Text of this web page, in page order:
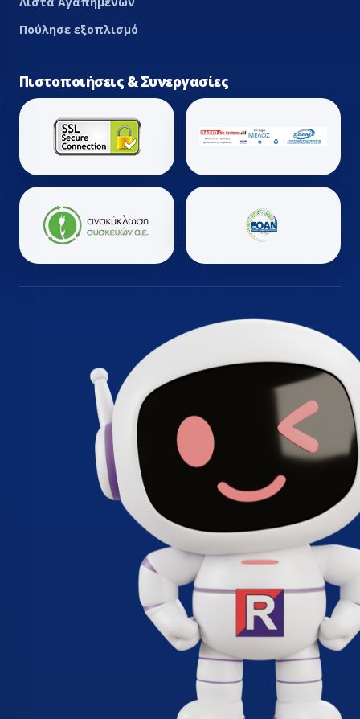
Πούλησε εξοπλισμό
Πιστοποιήσεις & Συνεργασίες